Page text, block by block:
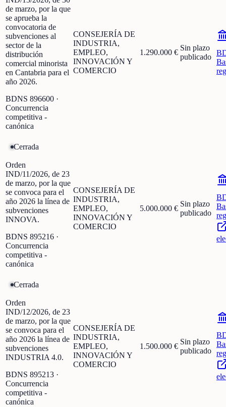
de marzo, por la que
se aprueba la
convocatoria de
subvenciones al
sector de la
distribución
comercial minorista
en Cantabria para el
año 2026.
BDNS 896600 ·
Concurrencia
competitiva -
canónica
CONSEJERÍA DE
INDUSTRIA,
EMPLEO,
INNOVACIÓN Y
COMERCIO
1.290.000 €
Sin plazo
publicado
Cerrada
Orden
IND/11/2026, de 23
de marzo, por la que
se convoca para el
año 2026 la línea de
subvenciones
INNOVA.
BDNS 895216 ·
Concurrencia
competitiva -
canónica
CONSEJERÍA DE
INDUSTRIA,
EMPLEO,
INNOVACIÓN Y
COMERCIO
5.000.000 €
Sin plazo
publicado
Cerrada
Orden
IND/12/2026, de 23
de marzo, por la que
se convoca para el
año 2026 la línea de
subvenciones
INDUSTRIA 4.0.
BDNS 895213 ·
Concurrencia
competitiva -
canónica
CONSEJERÍA DE
INDUSTRIA,
EMPLEO,
INNOVACIÓN Y
COMERCIO
1.500.000 €
Sin plazo
publicado